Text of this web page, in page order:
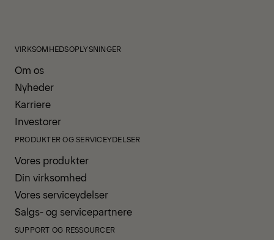
VIRKSOMHEDSOPLYSNINGER
Om os
Nyheder
Karriere
Investorer
PRODUKTER OG SERVICEYDELSER
Vores produkter
Din virksomhed
Vores serviceydelser
Salgs- og servicepartnere
SUPPORT OG RESSOURCER